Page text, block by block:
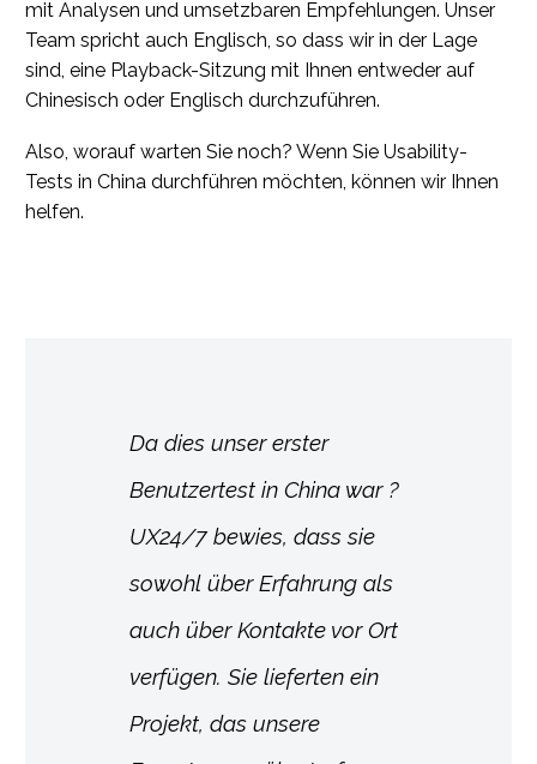
mit Analysen und umsetzbaren Empfehlungen. Unser
Team spricht auch Englisch, so dass wir in der Lage
sind, eine Playback-Sitzung mit Ihnen entweder auf
Chinesisch oder Englisch durchzuführen.
Also, worauf warten Sie noch? Wenn Sie Usability-
Tests in China durchführen möchten, können wir Ihnen
helfen.
Da dies unser erster
Benutzertest in China war ?
UX24/7 bewies, dass sie
sowohl über Erfahrung als
auch über Kontakte vor Ort
verfügen. Sie lieferten ein
Projekt, das unsere